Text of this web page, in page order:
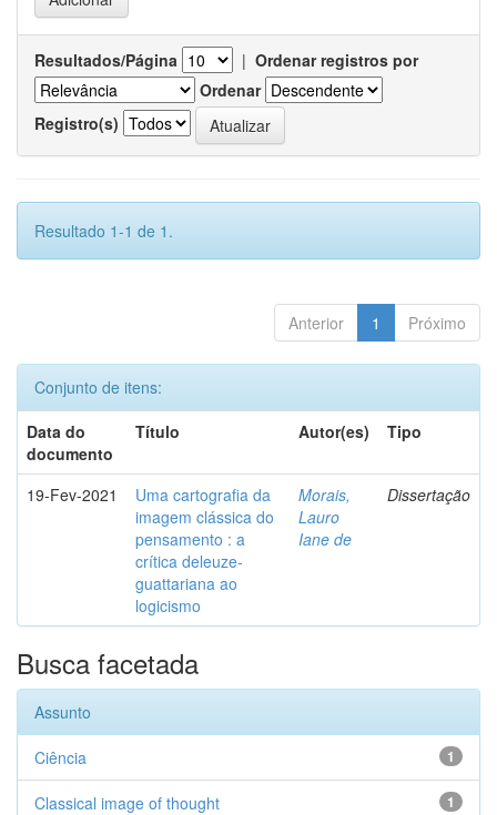
Resultados/Página | Ordenar registros por
Ordenar
Registro(s)
Resultado 1-1 de 1.
Anterior 1 Próximo
Conjunto de itens:
Data do
documento
Título Autor(es) Tipo
19-Fev-2021
Uma cartografia da
imagem clássica do
pensamento : a
crítica deleuze-
guattariana ao
logicismo
Morais,
Lauro
Iane de
Dissertação
Busca facetada
Assunto
1
Ciência
1
Classical image of thought